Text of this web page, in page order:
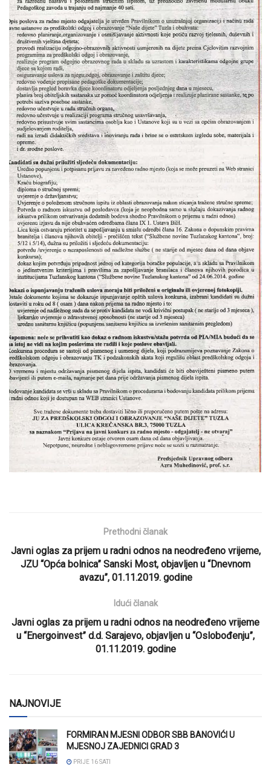
Prethodni članak
Javni oglas za prijem u radni odnos na neodređeno vrijeme,
JZU “Opća bolnica” Sanski Most, objavljen u “Dnevnom
avazu”, 01.11.2019. godine
Idući članak
Javni oglas za prijem u radni odnos na neodređeno vrijeme
u “Energoinvest” d.d. Sarajevo, objavljen u “Oslobođenju”,
01.11.2019. godine
NAJNOVIJE
FORMIRAN MJESNI ODBOR SBB BANOVIĆI U
MJESNOJ ZAJEDNICI GRAD 3
PRIJE 16 SATI